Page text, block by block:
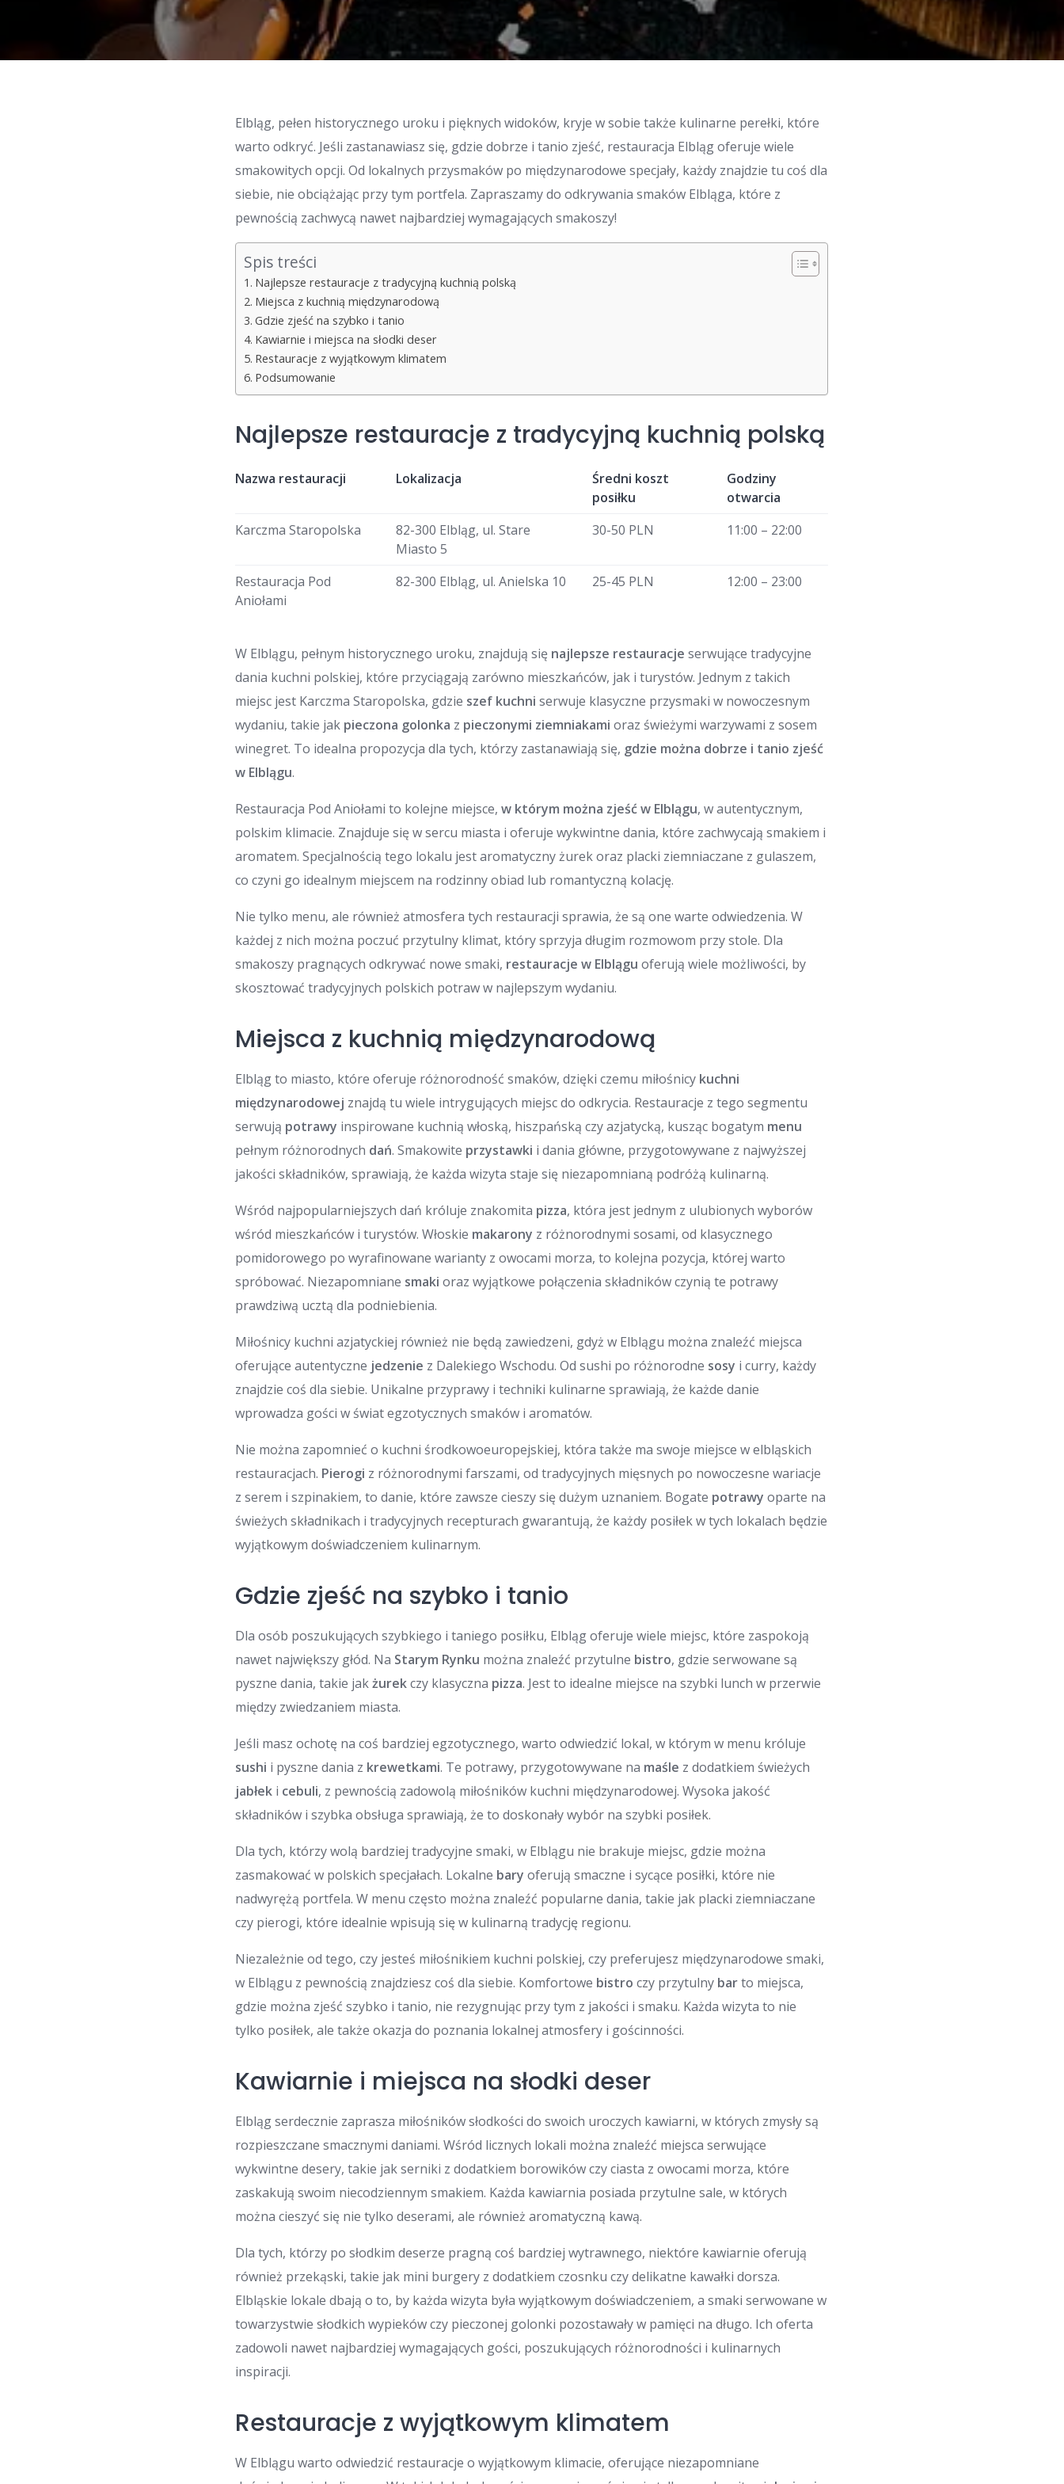
Elbląg, pełen historycznego uroku i pięknych widoków, kryje w sobie także kulinarne perełki, które
warto odkryć. Jeśli zastanawiasz się, gdzie dobrze i tanio zjeść, restauracja Elbląg oferuje wiele
smakowitych opcji. Od lokalnych przysmaków po międzynarodowe specjały, każdy znajdzie tu coś dla
siebie, nie obciążając przy tym portfela. Zapraszamy do odkrywania smaków Elbląga, które z
pewnością zachwycą nawet najbardziej wymagających smakoszy!
Spis treści
Najlepsze restauracje z tradycyjną kuchnią polską
Miejsca z kuchnią międzynarodową
Gdzie zjeść na szybko i tanio
Kawiarnie i miejsca na słodki deser
Restauracje z wyjątkowym klimatem
Podsumowanie
Najlepsze restauracje z tradycyjną kuchnią polską
Nazwa restauracji Lokalizacja
Średni koszt
posiłku
Godziny
otwarcia
Karczma Staropolska
82-300 Elbląg, ul. Stare
Miasto 5
30-50 PLN 11:00 – 22:00
Restauracja Pod
Aniołami
82-300 Elbląg, ul. Anielska 10 25-45 PLN 12:00 – 23:00
W Elblągu, pełnym historycznego uroku, znajdują się najlepsze restauracje serwujące tradycyjne
dania kuchni polskiej, które przyciągają zarówno mieszkańców, jak i turystów. Jednym z takich
miejsc jest Karczma Staropolska, gdzie szef kuchni serwuje klasyczne przysmaki w nowoczesnym
wydaniu, takie jak pieczona golonka z pieczonymi ziemniakami oraz świeżymi warzywami z sosem
winegret. To idealna propozycja dla tych, którzy zastanawiają się, gdzie można dobrze i tanio zjeść
w Elblągu.
Restauracja Pod Aniołami to kolejne miejsce,w którym można zjeść w Elblągu, w autentycznym,
polskim klimacie. Znajduje się w sercu miasta i oferuje wykwintne dania, które zachwycają smakiem i
aromatem. Specjalnością tego lokalu jest aromatyczny żurek oraz placki ziemniaczane z gulaszem,
co czyni go idealnym miejscem na rodzinny obiad lub romantyczną kolację.
Nie tylko menu, ale również atmosfera tych restauracji sprawia, że są one warte odwiedzenia. W
każdej z nich można poczuć przytulny klimat, który sprzyja długim rozmowom przy stole. Dla
smakoszy pragnących odkrywać nowe smaki, restauracje w Elblągu oferują wiele możliwości, by
skosztować tradycyjnych polskich potraw w najlepszym wydaniu.
Miejsca z kuchnią międzynarodową
Elbląg to miasto, które oferuje różnorodność smaków, dzięki czemu miłośnicy kuchni
międzynarodowej znajdą tu wiele intrygujących miejsc do odkrycia. Restauracje z tego segmentu
serwują potrawy inspirowane kuchnią włoską, hiszpańską czy azjatycką, kusząc bogatym menu
pełnym różnorodnych dań. Smakowite przystawki i dania główne, przygotowywane z najwyższej
jakości składników, sprawiają, że każda wizyta staje się niezapomnianą podróżą kulinarną.
Wśród najpopularniejszych dań króluje znakomita pizza, która jest jednym z ulubionych wyborów
wśród mieszkańców i turystów. Włoskie makarony z różnorodnymi sosami, od klasycznego
pomidorowego po wyrafinowane warianty z owocami morza, to kolejna pozycja, której warto
spróbować. Niezapomniane smaki oraz wyjątkowe połączenia składników czynią te potrawy
prawdziwą ucztą dla podniebienia.
Miłośnicy kuchni azjatyckiej również nie będą zawiedzeni, gdyż w Elblągu można znaleźć miejsca
oferujące autentyczne jedzenie z Dalekiego Wschodu. Od sushi po różnorodne sosy i curry, każdy
znajdzie coś dla siebie. Unikalne przyprawy i techniki kulinarne sprawiają, że każde danie
wprowadza gości w świat egzotycznych smaków i aromatów.
Nie można zapomnieć o kuchni środkowoeuropejskiej, która także ma swoje miejsce w elbląskich
restauracjach. Pierogi z różnorodnymi farszami, od tradycyjnych mięsnych po nowoczesne wariacje
z serem i szpinakiem, to danie, które zawsze cieszy się dużym uznaniem. Bogate potrawy oparte na
świeżych składnikach i tradycyjnych recepturach gwarantują, że każdy posiłek w tych lokalach będzie
wyjątkowym doświadczeniem kulinarnym.
Gdzie zjeść na szybko i tanio
Dla osób poszukujących szybkiego i taniego posiłku, Elbląg oferuje wiele miejsc, które zaspokoją
nawet największy głód. Na Starym Rynku można znaleźć przytulne bistro, gdzie serwowane są
pyszne dania, takie jakżurekczy klasyczna pizza. Jest to idealne miejsce na szybki lunch w przerwie
między zwiedzaniem miasta.
Jeśli masz ochotę na coś bardziej egzotycznego, warto odwiedzić lokal, w którym w menu króluje
sushi i pyszne dania z krewetkami. Te potrawy, przygotowywane na maśle z dodatkiem świeżych
jabłek i cebuli, z pewnością zadowolą miłośników kuchni międzynarodowej. Wysoka jakość
składników i szybka obsługa sprawiają, że to doskonały wybór na szybki posiłek.
Dla tych, którzy wolą bardziej tradycyjne smaki, w Elblągu nie brakuje miejsc, gdzie można
zasmakować w polskich specjałach. Lokalne bary oferują smaczne i sycące posiłki, które nie
nadwyrężą portfela. W menu często można znaleźć popularne dania, takie jak placki ziemniaczane
czy pierogi, które idealnie wpisują się w kulinarną tradycję regionu.
Niezależnie od tego, czy jesteś miłośnikiem kuchni polskiej, czy preferujesz międzynarodowe smaki,
w Elblągu z pewnością znajdziesz coś dla siebie. Komfortowe bistro czy przytulny barto miejsca,
gdzie można zjeść szybko i tanio, nie rezygnując przy tym z jakości i smaku. Każda wizyta to nie
tylko posiłek, ale także okazja do poznania lokalnej atmosfery i gościnności.
Kawiarnie i miejsca na słodki deser
Elbląg serdecznie zaprasza miłośników słodkości do swoich uroczych kawiarni, w których zmysły są
rozpieszczane smacznymi daniami. Wśród licznych lokali można znaleźć miejsca serwujące
wykwintne desery, takie jak serniki z dodatkiem borowików czy ciasta z owocami morza, które
zaskakują swoim niecodziennym smakiem. Każda kawiarnia posiada przytulne sale, w których
można cieszyć się nie tylko deserami, ale również aromatyczną kawą.
Dla tych, którzy po słodkim deserze pragną coś bardziej wytrawnego, niektóre kawiarnie oferują
również przekąski, takie jak mini burgery z dodatkiem czosnku czy delikatne kawałki dorsza.
Elbląskie lokale dbają o to, by każda wizyta była wyjątkowym doświadczeniem, a smaki serwowane w
towarzystwie słodkich wypieków czy pieczonej golonki pozostawały w pamięci na długo. Ich oferta
zadowoli nawet najbardziej wymagających gości, poszukujących różnorodności i kulinarnych
inspiracji.
Restauracje z wyjątkowym klimatem
W Elblągu warto odwiedzić restauracje o wyjątkowym klimacie, oferujące niezapomniane